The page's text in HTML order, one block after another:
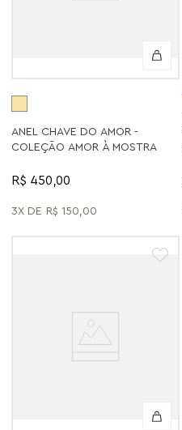
ANEL CHAVE DO AMOR -
COLEÇÃO AMOR À MOSTRA
R$ 450,00
3 R$ 150,00